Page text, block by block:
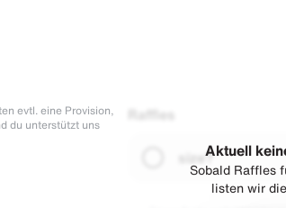
evtl. eine Provision,
du unterstützt uns
Raffles
size?Aktuell
Sobald Raffles
listen wir